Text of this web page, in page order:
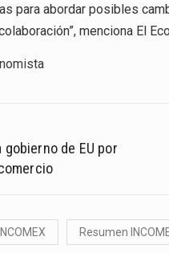
para abordar posibles
menciona El
gobierno de EU por
Resumen